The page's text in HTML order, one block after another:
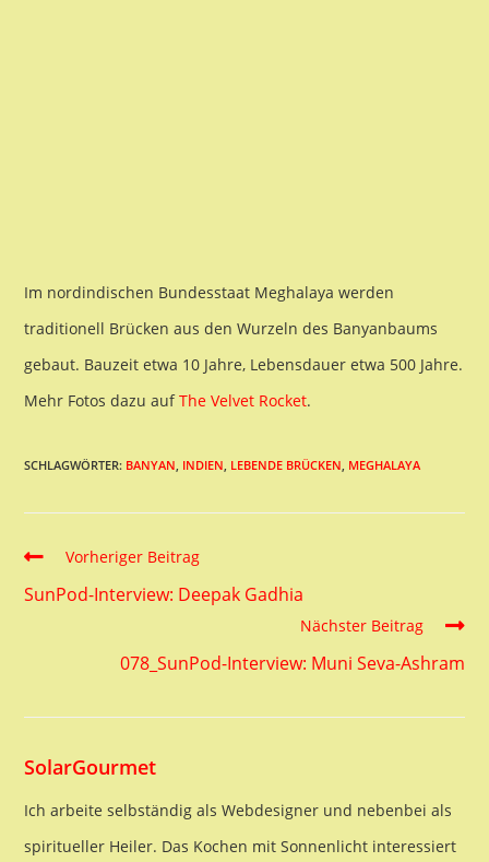
Im nordindischen Bundesstaat Meghalaya werden
traditionell Brücken aus den Wurzeln des Banyanbaums
gebaut. Bauzeit etwa 10 Jahre, Lebensdauer etwa 500 Jahre.
Mehr Fotos dazu aufThe Velvet Rocket.
SCHLAGWÖRTER: BANYAN, INDIEN, LEBENDE BRÜCKEN, MEGHALAYA
Read
more
Vorheriger Beitrag
SunPod-Interview: Deepak Gadhia
Nächster Beitrag
078_SunPod-Interview: Muni Seva-Ashram
SolarGourmet
Ich arbeite selbständig als Webdesigner und nebenbei als
spiritueller Heiler. Das Kochen mit Sonnenlicht interessiert